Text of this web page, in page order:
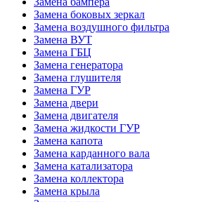
Замена боковых зеркал
Замена воздушного фильтра
Замена ВУТ
Замена ГБЦ
Замена генератора
Замена глушителя
Замена ГУР
Замена двери
Замена двигателя
Замена жидкости ГУР
Замена капота
Замена карданного вала
Замена катализатора
Замена коллектора
Замена крыла